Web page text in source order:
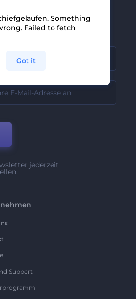
Ersten, die unsere
und Angebote
jederzeit
Support
Something
Failed to fetch
Got it